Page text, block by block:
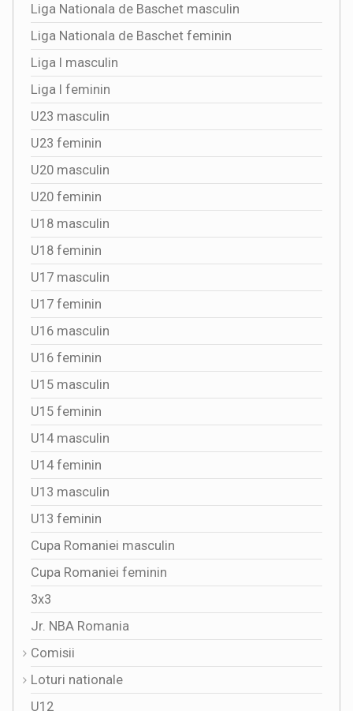
Liga Nationala de Baschet masculin
Liga Nationala de Baschet feminin
Liga I masculin
Liga I feminin
U23 masculin
U23 feminin
U20 masculin
U20 feminin
U18 masculin
U18 feminin
U17 masculin
U17 feminin
U16 masculin
U16 feminin
U15 masculin
U15 feminin
U14 masculin
U14 feminin
U13 masculin
U13 feminin
Cupa Romaniei masculin
Cupa Romaniei feminin
3x3
Jr. NBA Romania
Comisii
Loturi nationale
U12